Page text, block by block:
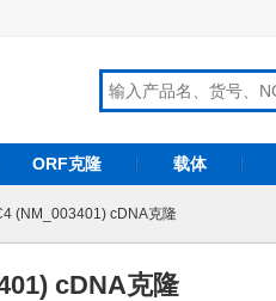
ORF克隆 载体
(NM_003401) cDNA克隆
cDNA克隆